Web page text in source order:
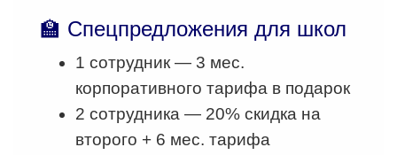
🏫 Спецпредложения для школ
1 сотрудник — 3 мес.
корпоративного тарифа в подарок
2 сотрудника — 20% скидка на
второго + 6 мес. тарифа